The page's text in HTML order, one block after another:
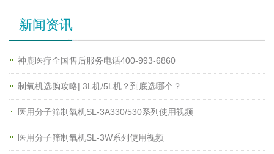
新闻资讯
神鹿医疗全国售后服务电话400-993-6860
制氧机选购攻略| 3L机/5L机？到底选哪个？
医用分子筛制氧机SL-3A330/530系列使用视频
医用分子筛制氧机SL-3W系列使用视频